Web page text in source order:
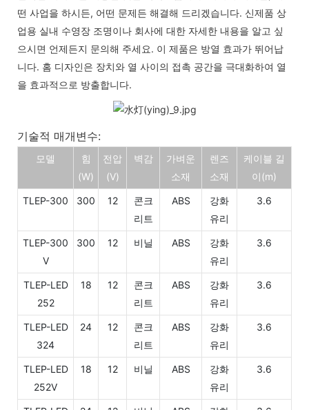
떤 사업을 하시든, 어떤 문제든 해결해 드리겠습니다. 신제품 상
업용 실내 수영장 조명이나 회사에 대한 자세한 내용을 알고 싶
으시면 언제든지 문의해 주세요. 이 제품은 방열 효과가 뛰어납
니다. 홈 디자인은 장치와 열 사이의 접촉 공간을 극대화하여 열
을 효과적으로 방출합니다.
기술적 매개변수:
모델
힘
(W)
전압
(V)
벽감
가벼운
소재
렌즈
소재
케이블 길
이(m)
TLEP-300 300 12
콘크
리트
ABS
강화
유리
3.6
TLEP-300
V
300 12 비닐 ABS
강화
유리
3.6
TLEP-LED
252
18 12
콘크
리트
ABS
강화
유리
3.6
TLEP-LED
324
24 12
콘크
리트
ABS
강화
유리
3.6
TLEP-LED
252V
18 12 비닐 ABS
강화
유리
3.6